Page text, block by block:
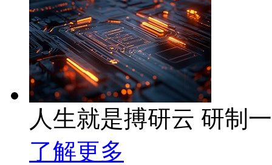
人生就是搏研云 研制
了解更多